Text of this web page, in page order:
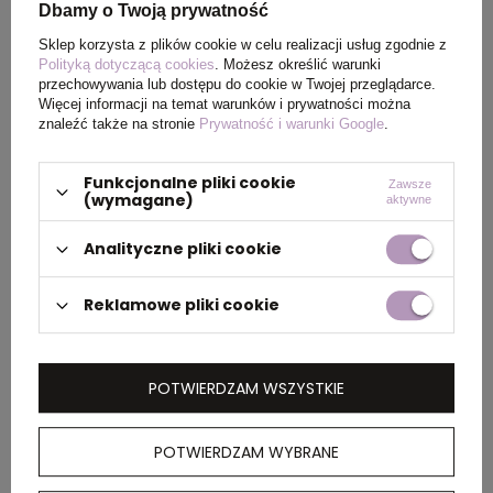
Ilość szt. w
kartonie
wewnętrznym
5
Wymiary
kartonu
zewnętrznego
60 x 40 x 25 cm
Lekki sweter, unisex, regularny krój, okrągły
bawełny z recyklingu i w 70% z bawełny
organicznej o gramaturze 280 g/m2, posiada
wbudowany znacznik AWARE™, który
Dbamy o Twoją prywatność
Sklep korzysta z plików cookie w celu realizacji usług zgodnie z
Polityką dotyczącą cookies. Możesz określić warunki
przechowywania lub dostępu do cookie w Twojej przeglądarce.
Więcej informacji na temat warunków i prywatności można
znaleźć także na stronie Prywatność i warunki Google.
Funkcjonalne pliki cookie
(wymagane)
Zawsze
aktywne
Analityczne pliki cookie
Reklamowe pliki cookie
POTWIERDZAM WYBRANE
POTWIERDZAM WSZYSTKIE